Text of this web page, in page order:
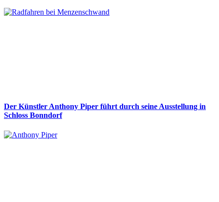
Der Künstler Anthony Piper führt durch seine Ausstellung in
Schloss Bonndorf